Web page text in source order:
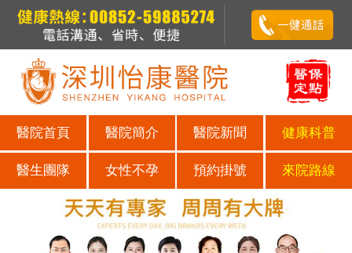
醫院首頁 醫院簡介 醫院新聞 健康科普
醫生團隊 女性不孕 預約掛號 來院路線